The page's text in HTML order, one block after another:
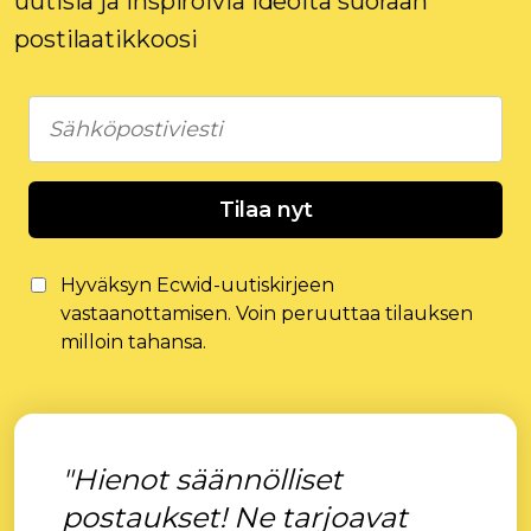
postilaatikkoosi
Tilaa nyt
Hyväksyn Ecwid-uutiskirjeen
vastaanottamisen. Voin peruuttaa tilauksen
milloin tahansa.
"Hienot säännölliset
postaukset! Ne tarjoavat